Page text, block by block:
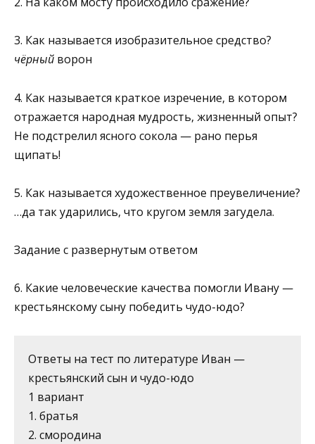
3. Как называется изобразительное средство?
чёрный ворон
4. Как называется краткое изречение, в котором
отражается народ­ная мудрость, жизненный опыт?
Не подстрелил ясного сокола — рано перья
щипать!
5. Как называется художественное преувеличение?
…да так ударились, что кругом земля загудела.
Заданиe с развернутым ответом
6. Какие человеческие качества помогли Ивану —
крестьянскому сыну победить чудо-юдо?
Ответы на тест по литературе Иван —
крестьянский сын и чудо-юдо
1 вариант
1. братья
2. смородина